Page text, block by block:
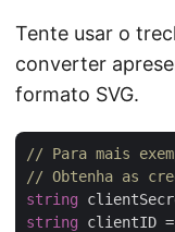
Tente usar o
converter
formato SVG.
// Para mais
// Obtenha as
string
string clientID =